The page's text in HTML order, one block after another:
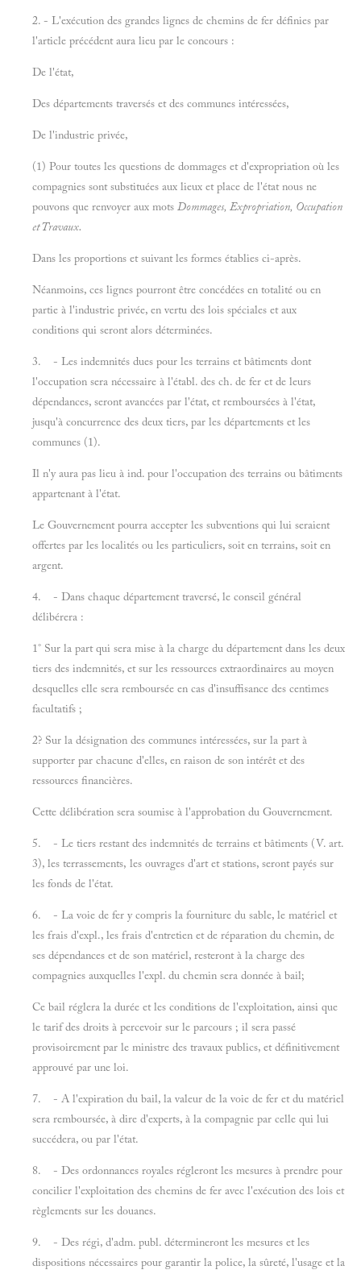
2. - L'exécution des grandes lignes de chemins de fer définies par
l'article précédent aura lieu par le concours :
De l'état,
Des départements traversés et des communes intéressées,
De l'industrie privée,
(1) Pour toutes les questions de dommages et d'expropriation où les
compagnies sont substituées aux lieux et place de l'état nous ne
pouvons que renvoyer aux mots Dommages, Expropriation, Occupation
etTravaux.
Dans les proportions et suivant les formes établies ci-après.
Néanmoins, ces lignes pourront être concédées en totalité ou en
partie à l'industrie privée, en vertu des lois spéciales et aux
conditions qui seront alors déterminées.
3. - Les indemnités dues pour les terrains et bâtiments dont
l'occupation sera nécessaire à l'établ. des ch. de fer et de leurs
dépendances, seront avancées par l'état, et remboursées à l'état,
jusqu'à concurrence des deux tiers, par les départements et les
communes (1).
Il n'y aura pas lieu à ind. pour l'occupation des terrains ou bâtiments
appartenant à l'état.
Le Gouvernement pourra accepter les subventions qui lui seraient
offertes par les localités ou les particuliers, soit en terrains, soit en
argent.
4. - Dans chaque département traversé, le conseil général
délibérera :
1° Sur la part qui sera mise à la charge du département dans les deux
tiers des indemnités, et sur les ressources extraordinaires au moyen
desquelles elle sera remboursée en cas d'insuffisance des centimes
facultatifs ;
2? Sur la désignation des communes intéressées, sur la part à
supporter par chacune d'elles, en raison de son intérêt et des
ressources financières.
Cette délibération sera soumise à l'approbation du Gouvernement.
5. - Le tiers restant des indemnités de terrains et bâtiments (V. art.
3), les terrassements, les ouvrages d'art et stations, seront payés sur
les fonds de l'état.
6. - La voie de fer y compris la fourniture du sable, le matériel et
les frais d'expl., les frais d'entretien et de réparation du chemin, de
ses dépendances et de son matériel, resteront à la charge des
compagnies auxquelles l'expl. du chemin sera donnée à bail;
Ce bail réglera la durée et les conditions de l'exploitation, ainsi que
le tarif des droits à percevoir sur le parcours ; il sera passé
provisoirement par le ministre des travaux publics, et définitivement
approuvé par une loi.
7. - A l'expiration du bail, la valeur de la voie de fer et du matériel
sera remboursée, à dire d'experts, à la compagnie par celle qui lui
succédera, ou par l'état.
8. - Des ordonnances royales régleront les mesures à prendre pour
concilier l'exploitation des chemins de fer avec l'exécution des lois et
règlements sur les douanes.
9. - Des régi, d'adm. publ. détermineront les mesures et les
dispositions nécessaires pour garantir la police, la sûreté, l'usage et la